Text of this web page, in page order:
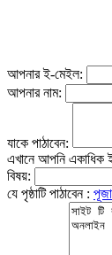
আপনার ই-মেইল:
আপনার নাম:
যাকে পাঠাবেন:
এখানে আপনি একাধিক
বিষয়:
যে পৃষ্ঠাটি পাঠাবেন :